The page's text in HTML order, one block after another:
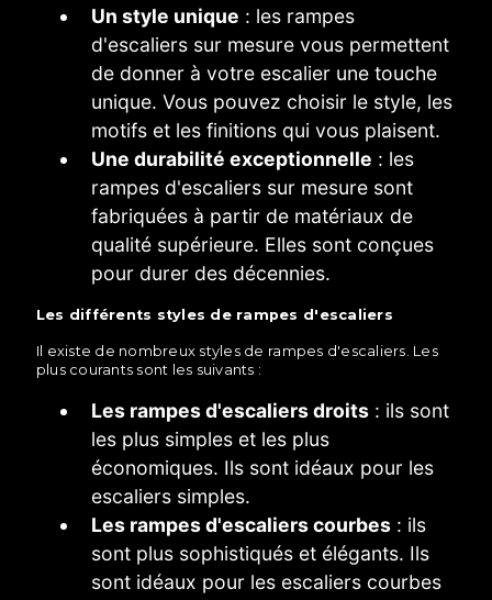
Un style unique : les rampes
d'escaliers sur mesure vous permettent
de donner à votre escalier une touche
unique. Vous pouvez choisir le style, les
motifs et les finitions qui vous plaisent.
Une durabilité exceptionnelle : les
rampes d'escaliers sur mesure sont
fabriquées à partir de matériaux de
qualité supérieure. Elles sont conçues
pour durer des décennies.
Les différents styles de rampes d'escaliers
Il existe de nombreux styles de rampes d'escaliers. Les
plus courants sont les suivants :
Les rampes d'escaliers droits: ils sont
les plus simples et les plus
économiques. Ils sont idéaux pour les
escaliers simples.
Les rampes d'escaliers courbes: ils
sont plus sophistiqués et élégants. Ils
sont idéaux pour les escaliers courbes